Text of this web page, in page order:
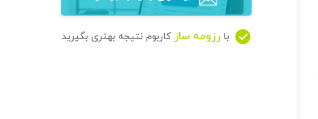
با رزومه ساز کاربوم نتیجه بهتری بگیرید